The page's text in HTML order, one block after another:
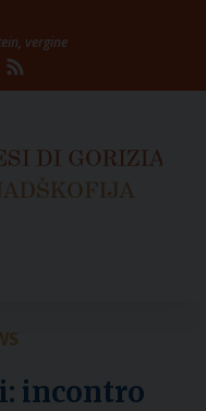
vergine
incontro